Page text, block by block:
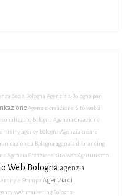
Seo a Bologna Agenzia a Bologna per
Agenzia creazione Sito web a
Bologna Agenzia Creazione
agency bologna Agenzia creare
a Bologna agenzia di branding
Agenzia Creazione sito web Agriturismo
Web Bologna agenzia
e Stampa Agenzia di
web marketing Bologna